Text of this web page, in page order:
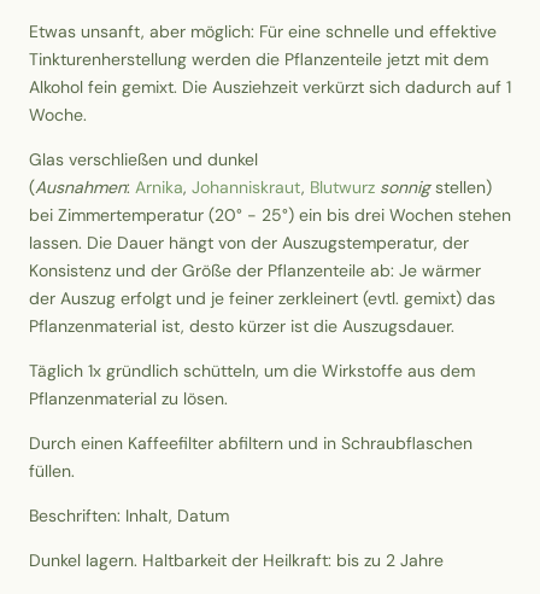
Etwas unsanft, aber möglich: Für eine schnelle und effektive
Tinkturenherstellung werden die Pflanzenteile jetzt mit dem
Alkohol fein gemixt. Die Ausziehzeit verkürzt sich dadurch auf 1
Woche.
Glas verschließen und dunkel
(Ausnahmen: Arnika, Johanniskraut, Blutwurz sonnigstellen)
bei Zimmertemperatur (20° - 25°) ein bis drei Wochen stehen
lassen. Die Dauer hängt von der Auszugstemperatur, der
Konsistenz und der Größe der Pflanzenteile ab: Je wärmer
der Auszug erfolgt und je feiner zerkleinert (evtl. gemixt) das
Pflanzenmaterial ist, desto kürzer ist die Auszugsdauer.
Täglich 1x gründlich schütteln, um die Wirkstoffe aus dem
Pflanzenmaterial zu lösen.
Durch einen Kaffeefilter abfiltern und in Schraubflaschen
füllen.
Beschriften: Inhalt, Datum
Dunkel lagern. Haltbarkeit der Heilkraft: bis zu 2 Jahre